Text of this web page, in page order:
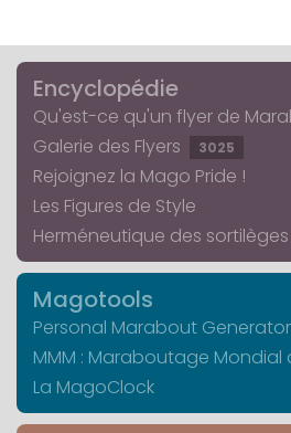
Encyclopédie
Qu'est-ce qu'un flyer de
Galerie des Flyers
3025
Rejoignez la Mago Pride !
Les Figures de Style
Herméneutique des sortilèges
Magotools
Personal Marabout Generator
MMM : Maraboutage
La MagoClock